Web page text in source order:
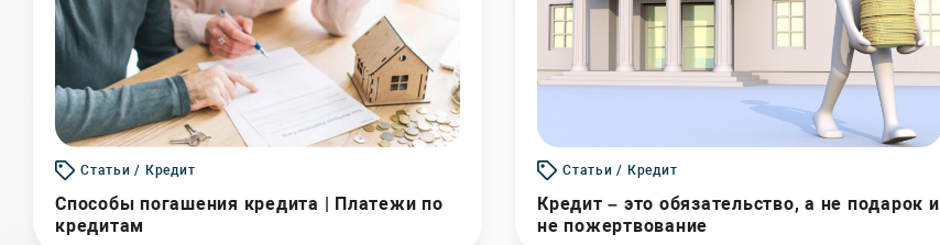
Статьи / Кредит
Способы погашения кредита | Платежи по
кредитам
Статьи / Кредит
Кредит – это обязательство, а не подарок и
не пожертвование